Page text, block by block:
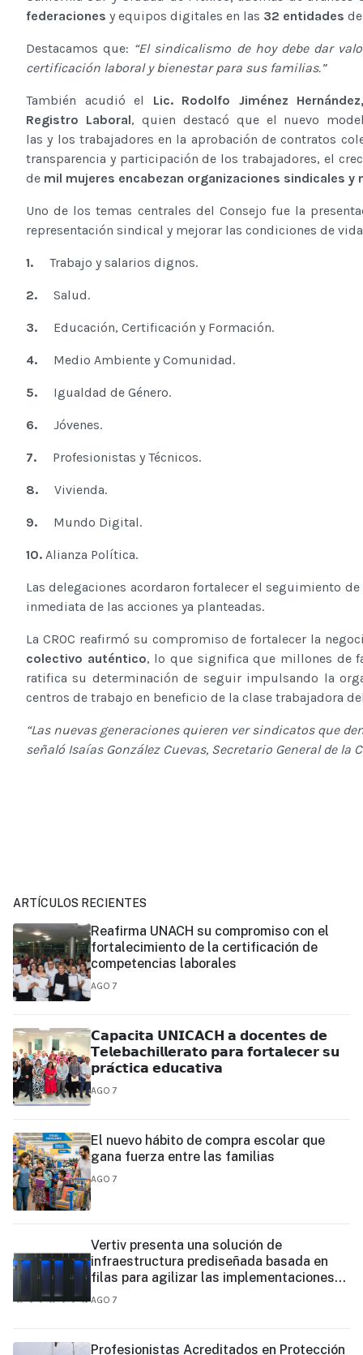
federaciones y equipos digitales en las 32 entidades
Destacamos que: “El sindicalismo de hoy debe dar
certificación laboral y bienestar para sus familias.”
También acudió el Lic. Rodolfo Jiménez
Registro Laboral, quien destacó que el nuevo
las y los trabajadores en la aprobación de contratos
transparencia y participación de los trabajadores, el
de mil mujeres encabezan organizaciones sindicales
Uno de los temas centrales del Consejo fue la
representación sindical y mejorar las condiciones de
1. Trabajo y salarios dignos.
2. Salud.
3. Educación, Certificación y Formación.
4. Medio Ambiente y Comunidad.
5. Igualdad de Género.
6. Jóvenes.
7. Profesionistas y Técnicos.
8. Vivienda.
9. Mundo Digital.
10. Alianza Política.
Las delegaciones acordaron fortalecer el seguimiento
inmediata de las acciones ya planteadas.
La CROC reafirmó su compromiso de fortalecer la
colectivo auténtico, lo que significa que millones de
ratifica su determinación de seguir impulsando la
centros de trabajo en beneficio de la clase trabajadora
“Las nuevas generaciones quieren ver sindicatos que
señaló Isaías González Cuevas, Secretario General de la
ARTÍCULOS RECIENTES
Reafirma UNACH su compromiso con el
fortalecimiento de la certificación de
competencias laborales
AGO 7
𝗖𝗮𝗽𝗮𝗰𝗶𝘁𝗮 𝗨𝗡𝗜𝗖𝗔𝗖𝗛 𝗮 𝗱𝗼𝗰𝗲𝗻𝘁𝗲𝘀 𝗱𝗲
𝗧𝗲𝗹𝗲𝗯𝗮𝗰𝗵𝗶𝗹𝗹𝗲𝗿𝗮𝘁𝗼 𝗽𝗮𝗿𝗮 𝗳𝗼𝗿𝘁𝗮𝗹𝗲𝗰𝗲𝗿 𝘀𝘂
𝗽𝗿𝗮́𝗰𝘁𝗶𝗰𝗮 𝗲𝗱𝘂𝗰𝗮𝘁𝗶𝘃𝗮
AGO 7
El nuevo hábito de compra escolar que
gana fuerza entre las familias
AGO 7
Vertiv presenta una solución de
infraestructura prediseñada basada en
filas para agilizar las implementaciones
de centros de datos en el borde y de IA en
AGO 7
Profesionistas Acreditados en Protección